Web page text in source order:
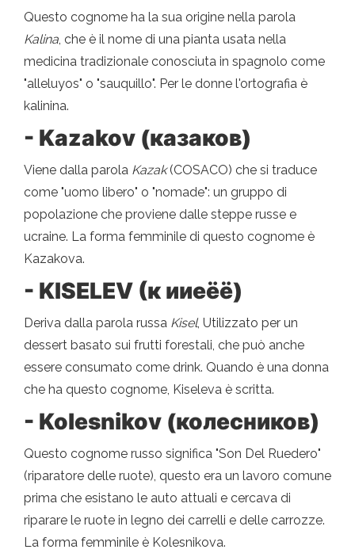
Questo cognome ha la sua origine nella parola
Kalina, che è il nome di una pianta usata nella
medicina tradizionale conosciuta in spagnolo come
"alleluyos" o "sauquillo". Per le donne l'ortografia è
kalinina.
- Kazakov (казаков)
Viene dalla parola Kazak(COSACO) che si traduce
come "uomo libero" o "nomade": un gruppo di
popolazione che proviene dalle steppe russe e
ucraine. La forma femminile di questo cognome è
Kazakova.
- KISELEV (к ииеёё)
Deriva dalla parola russa Kisel, Utilizzato per un
dessert basato sui frutti forestali, che può anche
essere consumato come drink. Quando è una donna
che ha questo cognome, Kiseleva è scritta.
- Kolesnikov (колесников)
Questo cognome russo significa "Son Del Ruedero"
(riparatore delle ruote), questo era un lavoro comune
prima che esistano le auto attuali e cercava di
riparare le ruote in legno dei carrelli e delle carrozze.
La forma femminile è Kolesnikova.